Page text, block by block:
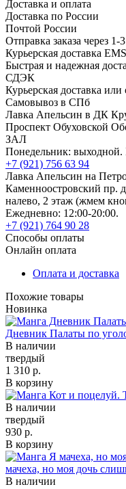
Доставка и оплата
Доставка по России
Почтой России
Отправка заказа через 1-
Курьерская доставка EMS
Быстрая и надежная
СДЭК
Курьерская доставка
Самовывоз в СПб
Лавка Апельсин в ДК
Проспект Обуховской
ЗАЛ
Понедельник: выходной.
+7 (921) 756 63 94
Лавка Апельсин на
Каменноостровский пр.
налево, 2 этаж (жмем
Ежедневно: 12:00-20:00.
+7 (921) 764 90 28
Способы оплаты
Онлайн оплата
Оплата и доставка
Похожие товары
Новинка
Дневник Палаты по
В наличии
твердый
1 310 р.
В корзину
В наличии
твердый
930 р.
В корзину
мачеха, но моя дочь
В наличии